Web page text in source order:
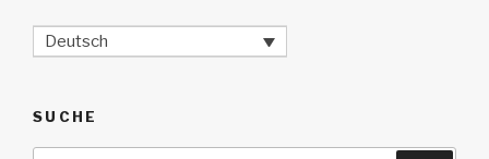
Deutsch
SUCHE